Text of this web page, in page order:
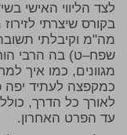
לצד הליווי האישי
בקורס שיצרתי
מה"מ וקיבלתי
שפח–ט) בה הרבי
מגוונים, כמו איך
כמקפצה לעתיד יפה
לאורך כל הדרך,
עד הפרט האחרון.